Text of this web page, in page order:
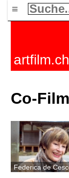
≡
artfilm.ch
Co-Film
Federica de